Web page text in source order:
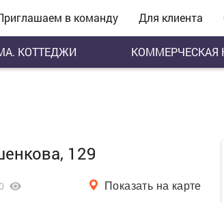
в команду Для клиента
КОТТЕДЖИ
129
Показать на карте